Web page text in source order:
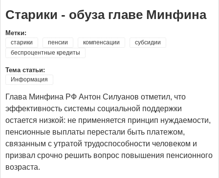
Старики - обуза главе Минфина
Метки:
старики пенсии компенсации
субсидии
беспроцентные кредиты
Тема статьи:
Информация
Глава Минфина РФ Антон Силуанов отметил, что
эффективность системы социальной поддержки
остается низкой: не применяется принцип нуждаемости,
пенсионные выплаты перестали быть платежом,
связанным с утратой трудоспособности человеком и
призвал срочно решить вопрос повышения пенсионного
возраста.